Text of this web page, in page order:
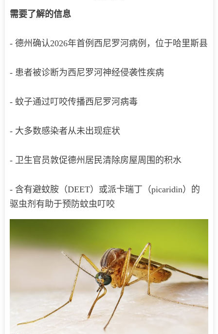
需要了解的信息
- 德州确认2026年首例西尼罗河病例，位于哈里斯县
- 患者被诊断为西尼罗河神经侵袭性疾病
- 蚊子通过叮咬传播西尼罗河病毒
- 大多数感染者从未出现症状
- 卫生官员敦促德州居民清除房屋周围的积水
- 含有避蚊胺（DEET）或派卡瑞丁（picaridin）的
驱虫剂有助于预防蚊虫叮咬